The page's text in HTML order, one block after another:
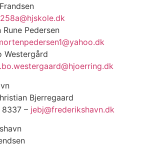
Pedersen
Westergård
Bjerregaard
– jebj@frederikshavn.dk